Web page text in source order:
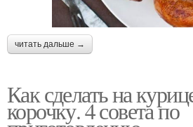
читать дальше →
Как сделать на
корочку. 4 совета по